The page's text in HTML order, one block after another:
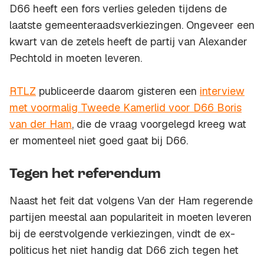
D66 heeft een fors verlies geleden tijdens de
laatste gemeenteraadsverkiezingen. Ongeveer een
kwart van de zetels heeft de partij van Alexander
Pechtold in moeten leveren.
RTLZ publiceerde daarom gisteren een interview
met voormalig Tweede Kamerlid voor D66 Boris
van der Ham, die de vraag voorgelegd kreeg wat
er momenteel niet goed gaat bij D66.
Tegen het referendum
Naast het feit dat volgens Van der Ham regerende
partijen meestal aan populariteit in moeten leveren
bij de eerstvolgende verkiezingen, vindt de ex-
politicus het niet handig dat D66 zich tegen het